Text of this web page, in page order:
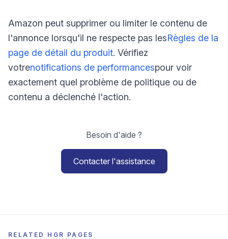
Amazon peut supprimer ou limiter le contenu de
l'annonce lorsqu'il ne respecte pas lesRègles de la
page de détail du produit. Vérifiez
votrenotifications de performancespour voir
exactement quel problème de politique ou de
contenu a déclenché l'action.
Besoin d'aide ?
Contacter l'assistance
RELATED HGR PAGES